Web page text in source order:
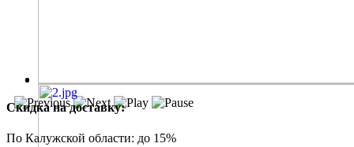
Скидка на доставку:
По Калужской области: до 15%